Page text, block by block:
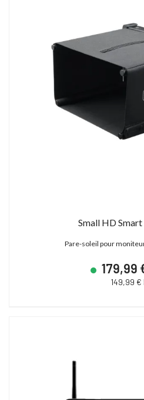
Small HD Smart
Pare-soleil pour
179,99
149,99 €